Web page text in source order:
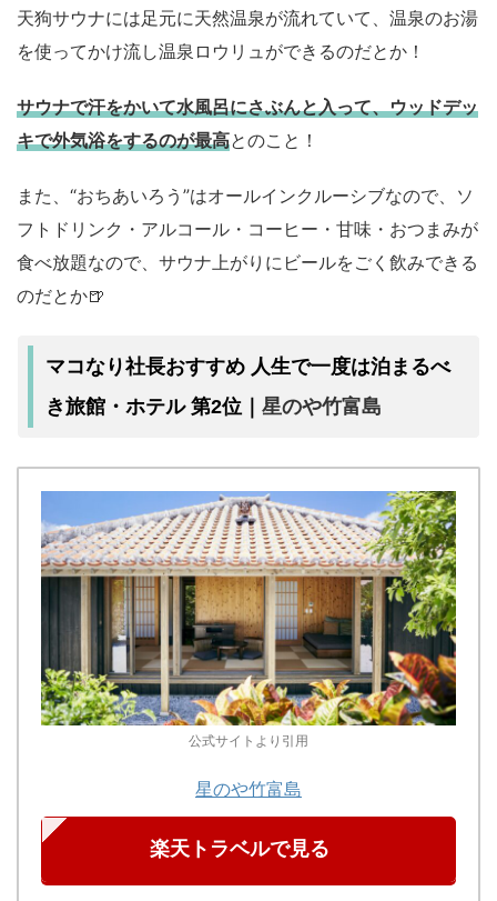
天狗サウナには足元に天然温泉が流れていて、温泉のお湯
を使ってかけ流し温泉ロウリュができるのだとか！
サウナで汗をかいて水風呂にさぶんと入って、ウッドデッ
キで外気浴をするのが最高とのこと！
また、“おちあいろう”はオールインクルーシブなので、ソ
フトドリンク・アルコール・コーヒー・甘味・おつまみが
食べ放題なので、サウナ上がりにビールをごく飲みできる
のだとか🍺
マコなり社長おすすめ 人生で一度は泊まるべ
き旅館・ホテル 第2位｜星のや竹富島
公式サイトより引用
星のや竹富島
楽天トラベルで見る